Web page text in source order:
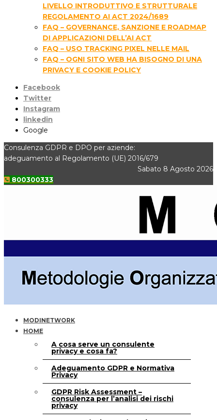
LIVELLO INTRODUTTIVO E STRUTTURALE
REGOLAMENTO AI ACT 2024/1689
FAQ – GOVERNANCE, SANZIONE E ROADMAP
DI APPLICAZIONI DELL’AI ACT
FAQ – USO TRACKING PIXEL NELLE MAIL
FAQ – OGNI SITO WEB HA BISOGNO DI UNA
PRIVACY E COOKIE POLICY
Facebook
Twitter
Instagram
linkedin
Google
Consulenza GDPR e DPO per aziende:
adeguamento al Regolamento (UE) 2016/679
Sabato 8 Agosto 2026
800300333
MODINETWORK
HOME
A cosa serve un consulente
privacy e cosa fa?
Adeguamento GDPR e Normativa
Privacy
GDPR Risk Assessment –
consulenza per l’analisi dei rischi
privacy